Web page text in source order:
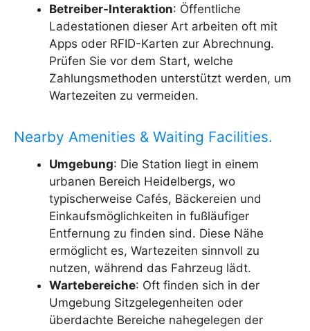
Betreiber-Interaktion: Öffentliche
Ladestationen dieser Art arbeiten oft mit
Apps oder RFID-Karten zur Abrechnung.
Prüfen Sie vor dem Start, welche
Zahlungsmethoden unterstützt werden, um
Wartezeiten zu vermeiden.
Nearby Amenities & Waiting Facilities.
Umgebung: Die Station liegt in einem
urbanen Bereich Heidelbergs, wo
typischerweise Cafés, Bäckereien und
Einkaufsmöglichkeiten in fußläufiger
Entfernung zu finden sind. Diese Nähe
ermöglicht es, Wartezeiten sinnvoll zu
nutzen, während das Fahrzeug lädt.
Wartebereiche: Oft finden sich in der
Umgebung Sitzgelegenheiten oder
überdachte Bereiche nahegelegen der